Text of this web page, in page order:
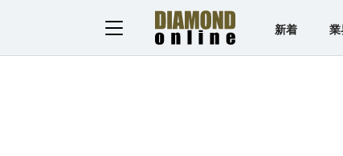
新着